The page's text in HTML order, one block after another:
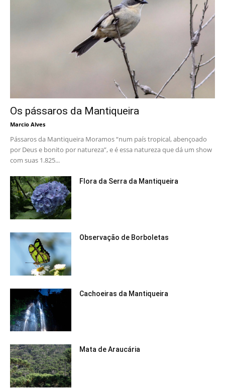
Os pássaros da Mantiqueira
Marcio Alves
Pássaros da Mantiqueira Moramos “num país tropical, abençoado
por Deus e bonito por natureza”, e é essa natureza que dá um show
com suas 1.825...
Flora da Serra da Mantiqueira
Observação de Borboletas
Cachoeiras da Mantiqueira
Mata de Araucária